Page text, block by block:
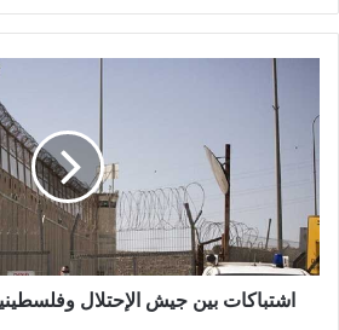
اشتباكات بين جيش الإحتلال